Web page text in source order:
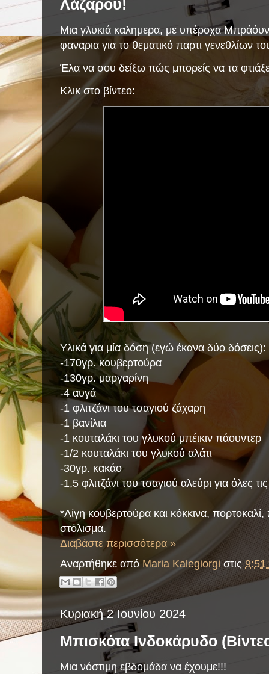
Λάζαρου!
Μια γλυκιά καλημερα, με υπέροχα
φαναρια για το θεματικό παρτι γενεθλίων
Έλα να σου δείξω πώς μπορείς να τα
Κλικ στο βίντεο:
Υλικά για μία δόση (εγώ έκανα δύο δόσεις):
-170γρ. κουβερτούρα
-130γρ. μαργαρίνη
-4 αυγά
-1 φλιτζάνι του τσαγιού ζάχαρη
-1 βανίλια
-1 κουταλάκι του γλυκού μπέικιν πάουντερ
-1/2 κουταλάκι του γλυκού αλάτι
-30γρ. κακάο
-1,5 φλιτζάνι του τσαγιού αλεύρι για όλες
*Λίγη κουβερτούρα και κόκκινα,
στόλισμα.
Διαβάστε περισσότερα »
Αναρτήθηκε από Maria Kalegiorgi στις 9:51
Κυριακή 2 Ιουνίου 2024
Μπισκότα Ινδοκάρυδο
Μια νόστιμη εβδομάδα να έχουμε!!!